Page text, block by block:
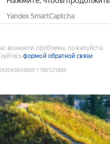
Yandex SmartCaptcha
возникли проблемы, пожалуйста,
формой обратной связи
:1786121685